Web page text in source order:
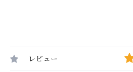
レビュー